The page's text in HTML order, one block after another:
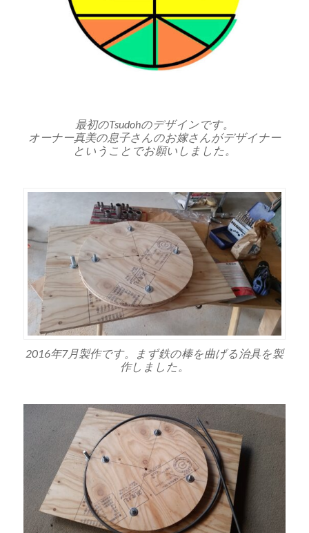
最初のTsudohのデザインです。
オーナー真美の息子さんのお嫁さんがデザイナー
ということでお願いしました。
2016年7月製作です。まず鉄の棒を曲げる治具を製
作しました。